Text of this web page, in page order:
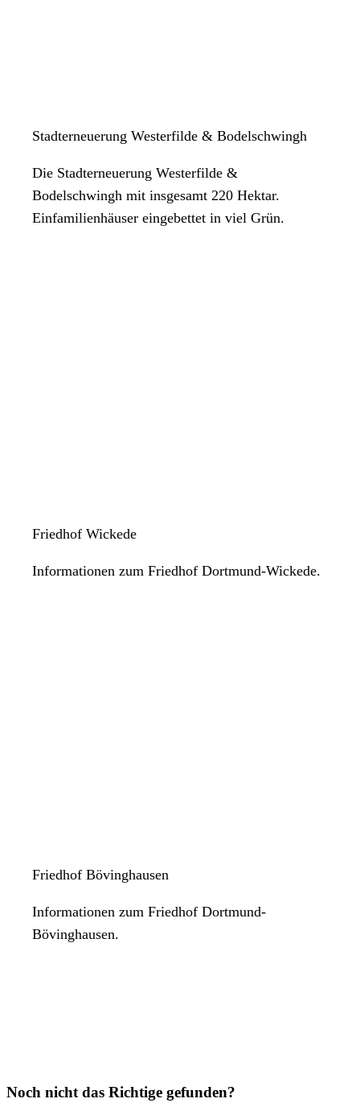
Stadterneuerung Westerfilde & Bodelschwingh
Die Stadterneuerung Westerfilde &
Bodelschwingh mit insgesamt 220 Hektar.
Einfamilienhäuser eingebettet in viel Grün.
Friedhof Wickede
Informationen zum Friedhof Dortmund-Wickede.
Friedhof Bövinghausen
Informationen zum Friedhof Dortmund-
Bövinghausen.
Noch nicht das Richtige gefunden?